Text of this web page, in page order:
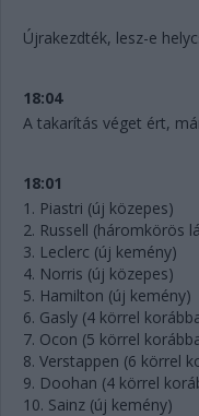
Újrakezdték, lesz-e
18:04
A takarítás véget ért,
18:01
1. Piastri (új közepes)
2. Russell (háromkörös
3. Leclerc (új kemény)
4. Norris (új közepes)
5. Hamilton (új kemény)
6. Gasly (4 körrel
7. Ocon (5 körrel
8. Verstappen (6 körrel
9. Doohan (4 körrel
10. Sainz (új kemény)